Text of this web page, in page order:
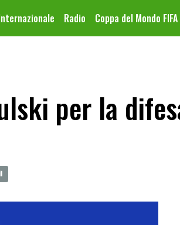
Radio Coppa del Mondo
per la